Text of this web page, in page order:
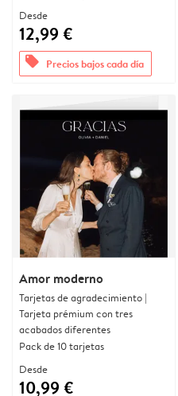
Desde
12,99 €
offers Precios bajos cada día
Amor moderno
Tarjetas de agradecimiento |
Tarjeta prémium con tres
acabados diferentes
Pack de 10 tarjetas
Desde
10,99 €